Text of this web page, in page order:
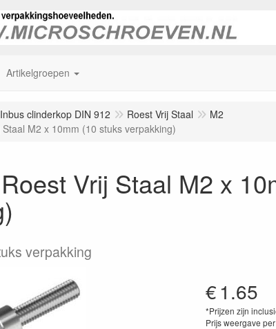
Artikelgroepen
Inbus clinderkop DIN 912 Roest Vrij Staal
M2
M2 x 10mm (10 stuks verpakking)
Vrij Staal M2 x
verpakking
€1.65
*Prijzen zijn
Prijs weergave